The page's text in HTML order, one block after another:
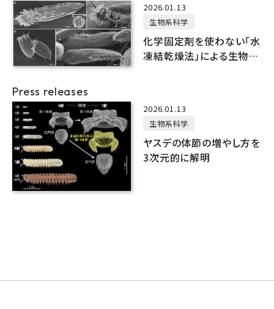
2026.01.13
生物系科学
化学固定剤を使わない「水
凍結乾燥法」による生物試
Press releases
2026.01.13
生物系科学
ヤスデの体節の増やし方を
3次元的に解明